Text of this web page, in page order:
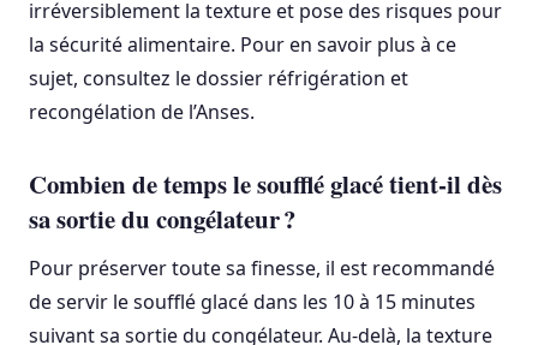
irréversiblement la texture et pose des risques pour
la sécurité alimentaire. Pour en savoir plus à ce
sujet, consultez le dossier réfrigération et
recongélation de l’Anses.
Combien de temps le soufflé glacé tient-il dès
sa sortie du congélateur ?
Pour préserver toute sa finesse, il est recommandé
de servir le soufflé glacé dans les 10 à 15 minutes
suivant sa sortie du congélateur. Au-delà, la texture